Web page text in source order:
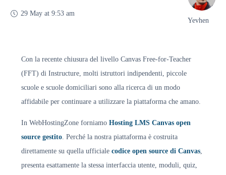
29 May at 9:53 am
Yevhen
Con la recente chiusura del livello Canvas Free-for-Teacher
(FFT) di Instructure, molti istruttori indipendenti, piccole
scuole e scuole domiciliari sono alla ricerca di un modo
affidabile per continuare a utilizzare la piattaforma che amano.
In WebHostingZone forniamo Hosting LMS Canvas open
source gestito. Perché la nostra piattaforma è costruita
direttamente su quella ufficiale codice open source di Canvas,
presenta esattamente la stessa interfaccia utente, moduli, quiz,